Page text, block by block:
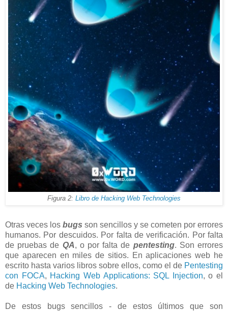
Figura 2: Libro de Hacking Web Technologies
Otras veces los bugs son sencillos y se cometen por errores
humanos. Por descuidos. Por falta de verificación. Por falta
de pruebas de QA, o por falta de pentesting. Son errores
que aparecen en miles de sitios. En aplicaciones web he
escrito hasta varios libros sobre ellos, como el de Pentesting
con FOCA, Hacking Web Applications: SQL Injection, o el
de Hacking Web Technologies.
De estos bugs sencillos - de estos últimos que son